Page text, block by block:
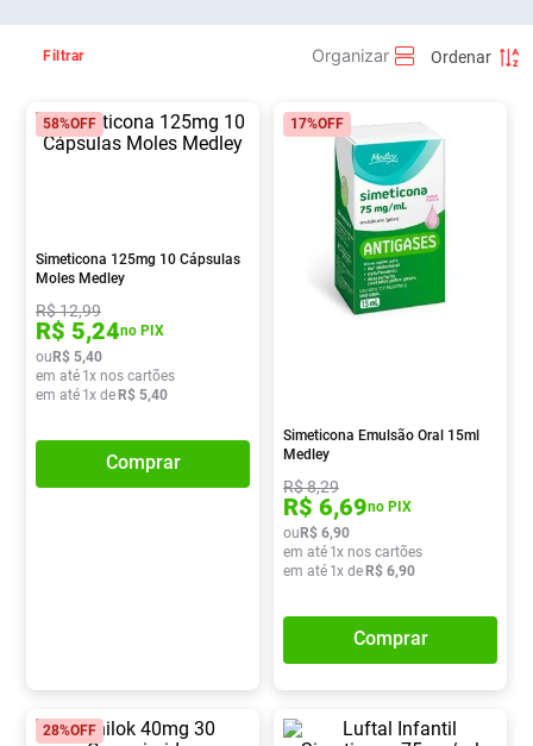
Filtrar
58%OFF
Simeticona 125mg 10 Cápsulas
Moles Medley
R$12,99
R$ 5,24no PIX
ouR$ 5,40
em até 1x nos cartões
em até 1x deR$ 5,40
Comprar
17%OFF
Simeticona Emulsão Oral 15ml
Medley
R$8,29
R$ 6,69no PIX
ouR$ 6,90
em até 1x nos cartões
em até 1x deR$ 6,90
Comprar
28%OFF
3º Medley
4º
6º Desodorante
9º Pampers Confort Sec
Lavitan